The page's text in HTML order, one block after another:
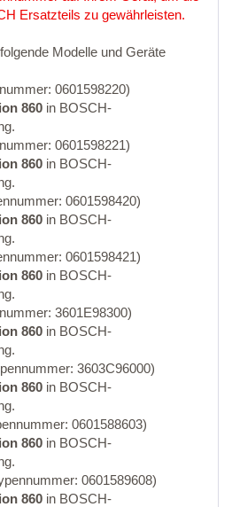
Ersatzteils zu gewährleisten.
Modelle und Geräte
0601598220)
860 in BOSCH-
0601598221)
860 in BOSCH-
0601598420)
860 in BOSCH-
0601598421)
860 in BOSCH-
3601E98300)
860 in BOSCH-
3603C96000)
860 in BOSCH-
0601588603)
860 in BOSCH-
0601589608)
860 in BOSCH-